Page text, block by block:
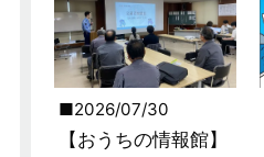
2026/07/30
【おうちの情報館】